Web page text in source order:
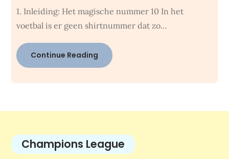
1. Inleiding: Het magische nummer 10 In het
voetbal is er geen shirtnummer dat zo…
Continue Reading
Champions League